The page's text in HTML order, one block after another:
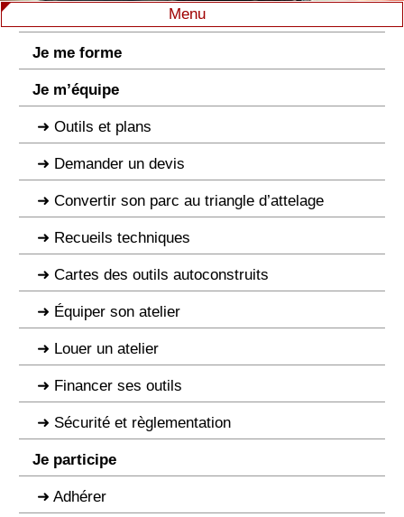
Menu
Je me forme
Je m’équipe
Outils et plans
Demander un devis
Convertir son parc au triangle d’attelage
Recueils techniques
Cartes des outils autoconstruits
Équiper son atelier
Louer un atelier
Financer ses outils
Sécurité et règlementation
Je participe
Adhérer